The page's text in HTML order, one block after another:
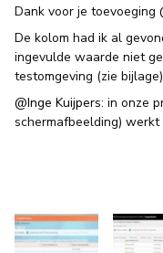
Dank voor je toevoeging
De kolom had ik al
ingevulde waarde niet
testomgeving (zie
@Inge Kuijpers: in onze
schermafbeelding)